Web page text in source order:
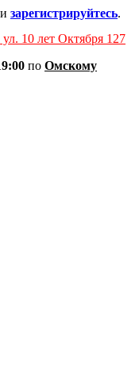
зарегистрируйтесь.
10 лет Октября 127
по Омскому